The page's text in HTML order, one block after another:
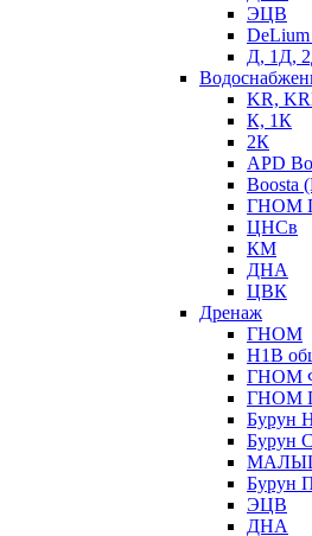
ЭЦВ
Д, 1Д,
KR,
К, 1К
2К
APD
Boosta
ГНОМ
ЦНСв
КМ
ДНА
ЦВК
Дренаж
ГНОМ
Н1В
ГНОМ
ГНОМ
Бурун
Бурун
МАЛЫШ
Бурун
ЭЦВ
ДНА